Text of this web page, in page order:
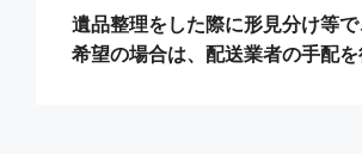
遺品整理をした際に形見分け等
希望の場合は、配送業者の手配を